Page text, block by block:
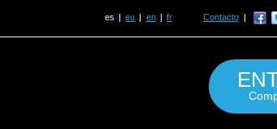
es eu en fr Contacto